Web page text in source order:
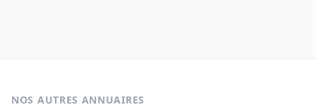
NOS AUTRES ANNUAIRES